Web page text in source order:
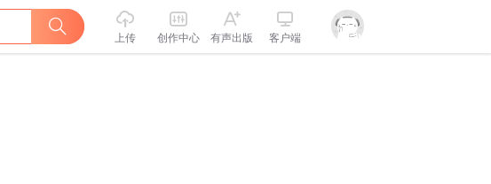
上传 创作中心 有声出版 客户端